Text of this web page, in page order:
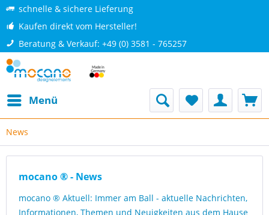
schnelle & sichere Lieferung
Kaufen direkt vom Hersteller!
Beratung & Verkauf: +49 (0) 3581 - 765257
Menü
News
mocano ® - News
mocano ® Aktuell: Immer am Ball - aktuelle Nachrichten,
Informationen, Themen und Neuigkeiten aus dem Hause